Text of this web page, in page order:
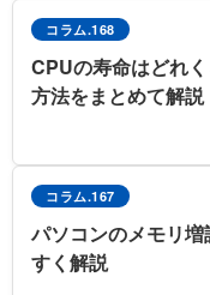
コラム.168
CPUの寿命はどれ
方法をまとめて解説
コラム.167
パソコンのメモリ
すく解説